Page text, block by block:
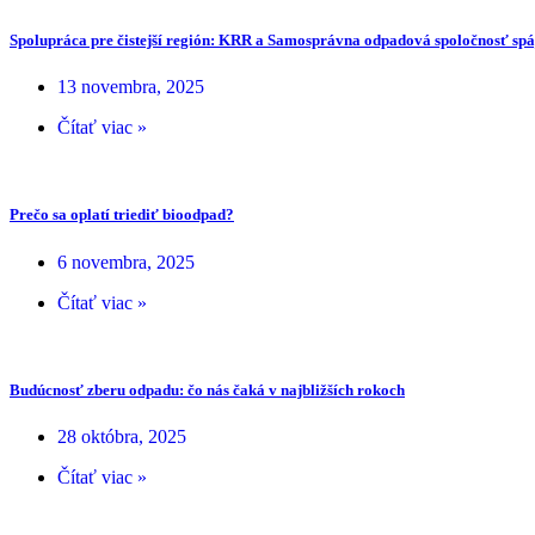
Spolupráca pre čistejší región: KRR a Samosprávna odpadová spoločnosť
13 novembra, 2025
Čítať viac »
Prečo sa oplatí triediť bioodpad?
6 novembra, 2025
Čítať viac »
Budúcnosť zberu odpadu: čo nás čaká v najbližších rokoch
28 októbra, 2025
Čítať viac »